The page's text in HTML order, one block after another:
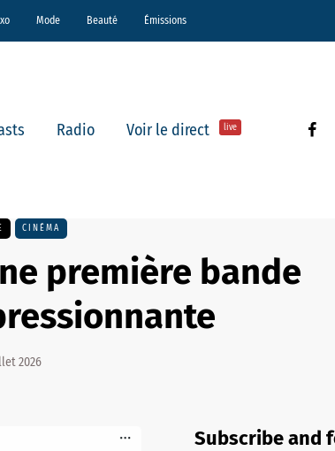
Mode Beauté Émissions
Radio Voir le direct live
CINÉMA
première bande
2026
Subscribe and